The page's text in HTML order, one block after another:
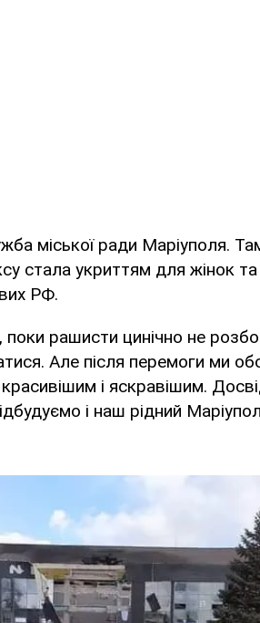
міської ради Маріуполя.
стала укриттям для жінок та
РФ.
рашисти цинічно не
Але після перемоги ми
і яскравішим.
і наш рідний